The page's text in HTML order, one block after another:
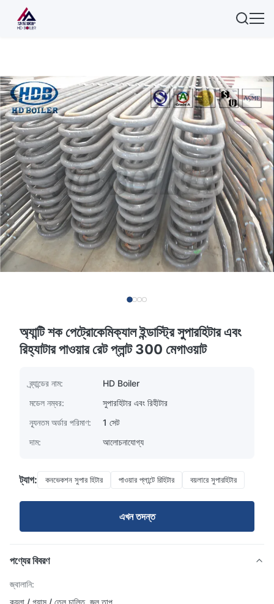
অ্যান্টি শক পেট্রোকেমিক্যাল ইন্ডাস্ট্রি সুপারহিটার এবং
রিহ্যাটার পাওয়ার রেট প্লান্ট 300 মেগাওয়াট
ব্র্যান্ডের নাম:
HD Boiler
মডেল নম্বর:
সুপারহিটার এবং রিহীটার
ন্যূনতম অর্ডার পরিমাণ:
1 সেট
দাম:
আলোচনাযোগ্য
ট্যাগ: কনভেকশন সুপার হিটার পাওয়ার প্লান্টে রিহিটার বয়লারে সুপারহিটার
এখন তদন্ত
পণ্যের বিবরণ
জ্বালানি:
কয়লা / গ্যাস / তেল চালিত, জল তাপ